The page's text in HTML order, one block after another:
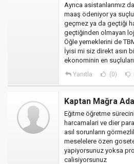
Ayrıca asistanlarımız
maaş ödeniyor ya
geçmez ya da geçtiği
geçtiğinden olmayan
Öğle yemeklerini de
İyisi mi siz direkt asın
ekonominin en
Yanıtla (0)
Kaptan Mağra
Eğitme öğretme
harcamalari ve dier
asıl sorunların
meselelere özen
yapiyorsunuz yoksa
calisiyorsunuz